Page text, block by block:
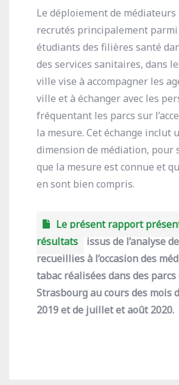
Le déploiement de médiateurs
recrutés principalement
étudiants des filières santé
des services sanitaires, dans
ville vise à accompagner les
ville et à échanger avec les
fréquentant les parcs sur
la mesure. Cet échange inclut
dimension de médiation, pour
que la mesure est connue et
en sont bien compris.
Le présent rapport
résultats
issus de l’analyse
recueillies à l’occasion des
tabac réalisées dans des parcs
Strasbourg au cours des mois
2019 et de juillet et août 2020.